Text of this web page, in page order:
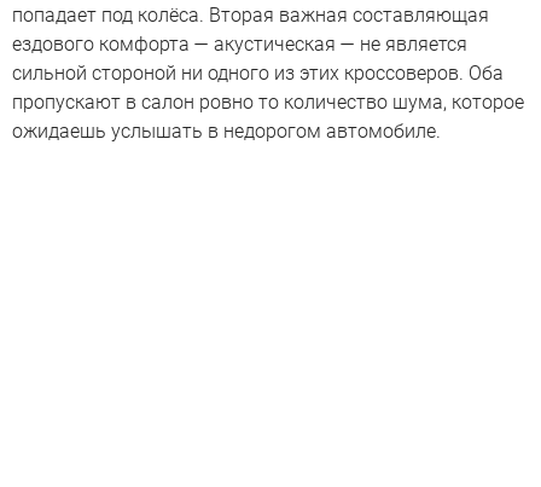
попадает под колёса. Вторая важная составляющая
ездового комфорта — акустическая — не является
сильной стороной ни одного из этих кроссоверов. Оба
пропускают в салон ровно то количество шума, которое
ожидаешь услышать в недорогом автомобиле.